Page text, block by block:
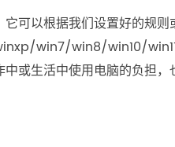
可以根据我们设置好的规则
win7/win8/win10/
或生活中使用电脑的负担